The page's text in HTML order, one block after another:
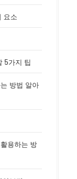
요소
5가지 팁
방법 알아
용하는 방